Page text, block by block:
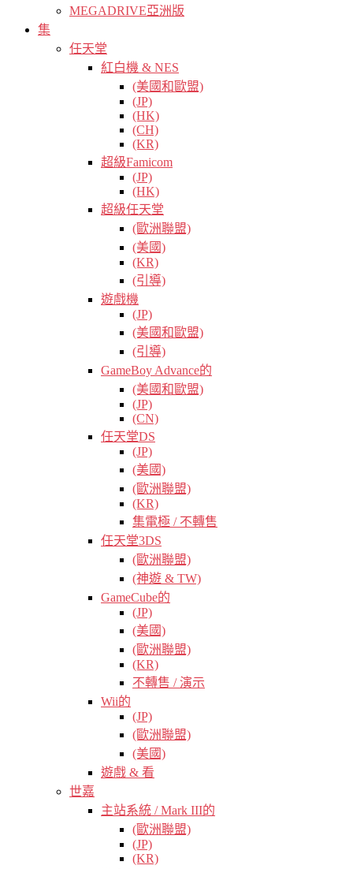
MEGADRIVE亞洲版
集
任天堂
紅白機 & NES
(美國和歐盟)
(JP)
(HK)
(CH)
(KR)
超級Famicom
(JP)
(HK)
超級任天堂
(歐洲聯盟)
(美國)
(KR)
(引導)
遊戲機
(JP)
(美國和歐盟)
(引導)
GameBoy Advance的
(美國和歐盟)
(JP)
(CN)
任天堂DS
(JP)
(美國)
(歐洲聯盟)
(KR)
集電極 / 不轉售
任天堂3DS
(歐洲聯盟)
(神遊 & TW)
GameCube的
(JP)
(美國)
(歐洲聯盟)
(KR)
不轉售 / 演示
Wii的
(JP)
(歐洲聯盟)
(美國)
遊戲 & 看
世嘉
主站系統 / Mark III的
(歐洲聯盟)
(JP)
(KR)